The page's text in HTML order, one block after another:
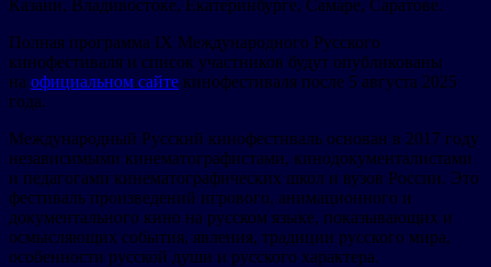
Казани, Владивостоке, Екатеринбурге, Самаре, Саратове.
Полная программа IX Международного Русского
кинофестиваля и список участников будут опубликованы
на официальном сайте кинофестиваля после 5 августа 2025
года.
Международный Русский кинофестиваль основан в 2017 году
независимыми кинематографистами, кинодокументалистами
и педагогами кинематографических школ и вузов России. Это
фестиваль произведений игрового, анимационного и
документального кино на русском языке, показывающих и
осмысляющих события, явления, традиции русского мира,
особенности русской души и русского характера.